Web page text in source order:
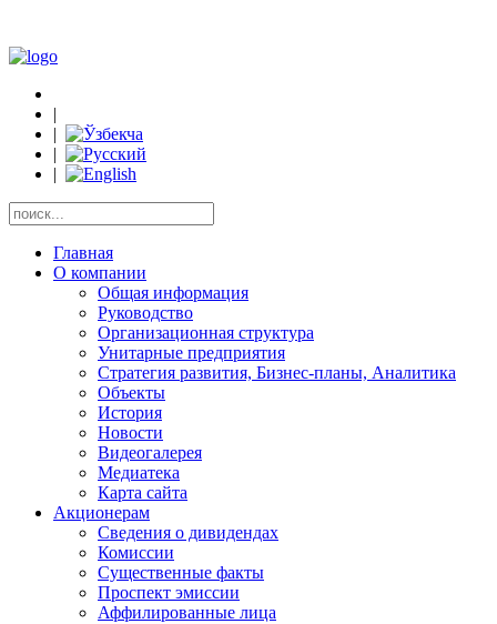
|
|
|
|
Главная
О компании
Общая информация
Руководство
Организационная структура
Унитарные предприятия
Стратегия развития, Бизнес-планы, Аналитика
Объекты
История
Новости
Видеогалерея
Медиатека
Карта сайта
Акционерам
Сведения о дивидендах
Комиссии
Существенные факты
Проспект эмиссии
Аффилированные лица